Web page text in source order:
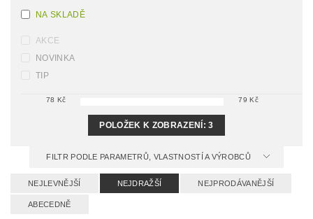
NA SKLADĚ
AKCE
NOVINKA
TIP
78 Kč 79 Kč
POLOŽEK K ZOBRAZENÍ:3
FILTR PODLE PARAMETRŮ, VLASTNOSTÍ A VÝROBCŮ
NEJLEVNĚJŠÍ NEJDRAŽŠÍ NEJPRODÁVANĚJŠÍ
ABECEDNĚ